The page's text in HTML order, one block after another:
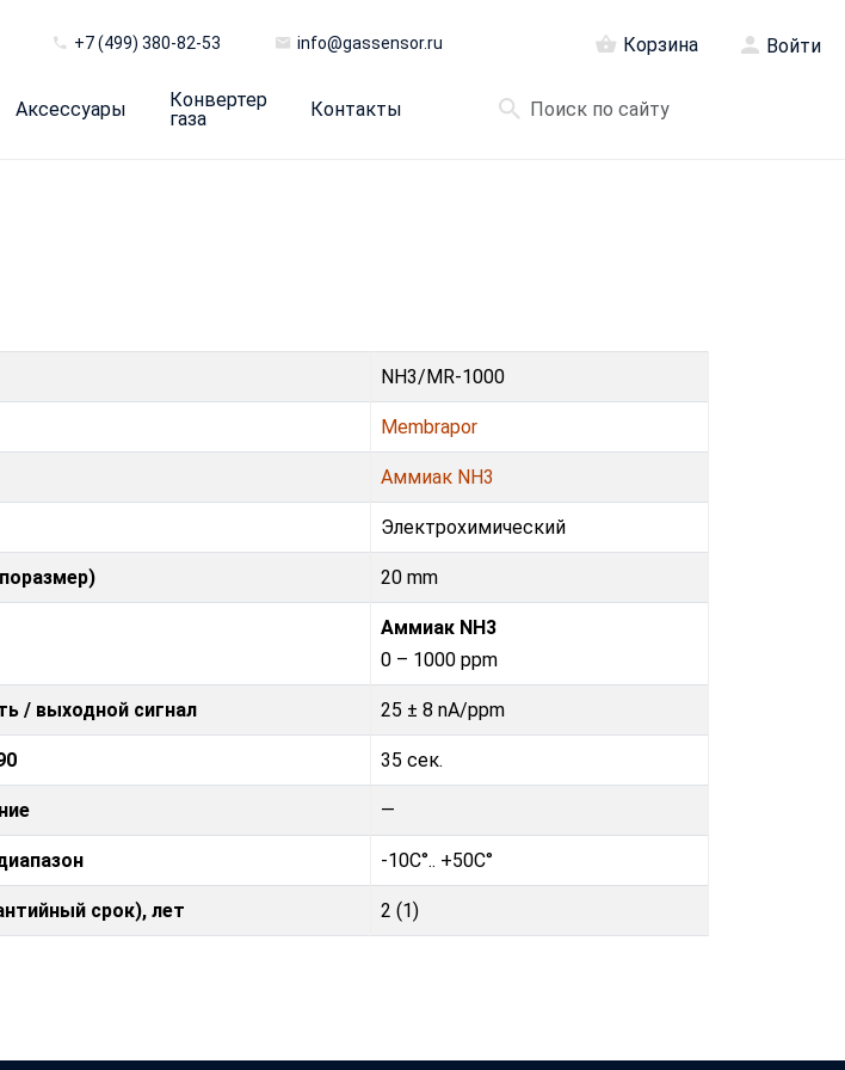
+7 (499) 380-82-53 info@gassensor.ru Корзина Войти
Аксессуары
Конвертер
газа
Контакты
NH3/MR-1000
Membrapor
Аммиак NH3
Электрохимический
20 mm
Аммиак NH3
0 – 1000 ppm
/ выходной сигнал 25 ± 8 nA/ppm
35 сек.
—
-10C°.. +50C°
срок), лет 2 (1)